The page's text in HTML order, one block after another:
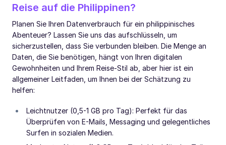
Reise auf die Philippinen?
Planen Sie Ihren Datenverbrauch für ein philippinisches
Abenteuer? Lassen Sie uns das aufschlüsseln, um
sicherzustellen, dass Sie verbunden bleiben. Die Menge an
Daten, die Sie benötigen, hängt von Ihren digitalen
Gewohnheiten und Ihrem Reise-Stil ab, aber hier ist ein
allgemeiner Leitfaden, um Ihnen bei der Schätzung zu
helfen:
Leichtnutzer (0,5-1 GB pro Tag): Perfekt für das
Überprüfen von E-Mails, Messaging und gelegentliches
Surfen in sozialen Medien.